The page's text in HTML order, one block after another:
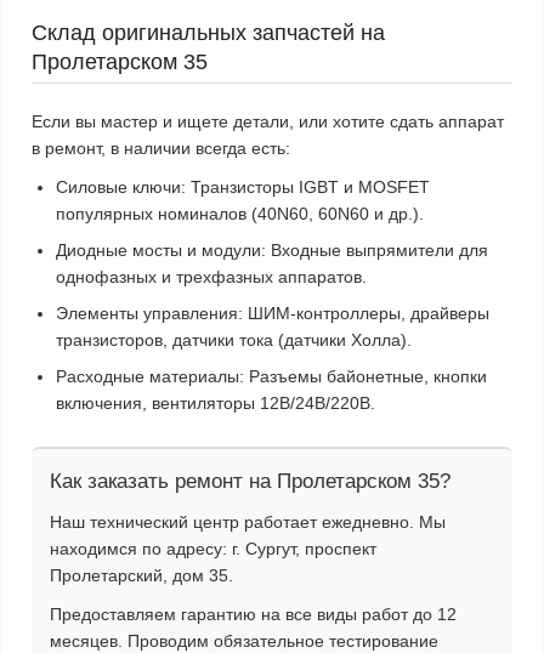
Склад оригинальных запчастей на
Пролетарском 35
Если вы мастер и ищете детали, или хотите сдать аппарат
в ремонт, в наличии всегда есть:
Силовые ключи: Транзисторы IGBT и MOSFET
популярных номиналов (40N60, 60N60 и др.).
Диодные мосты и модули: Входные выпрямители для
однофазных и трехфазных аппаратов.
Элементы управления: ШИМ-контроллеры, драйверы
транзисторов, датчики тока (датчики Холла).
Расходные материалы: Разъемы байонетные, кнопки
включения, вентиляторы 12В/24В/220В.
Как заказать ремонт на Пролетарском 35?
Наш технический центр работает ежедневно. Мы
находимся по адресу: г. Сургут, проспект
Пролетарский, дом 35
Предоставляем гарантию на все виды работ до 12
месяцев. Проводим обязательное тестирование